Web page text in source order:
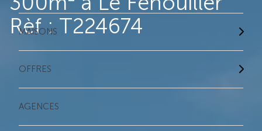
MAISONS
OFFRES
AGENCES
Rèf : T224674